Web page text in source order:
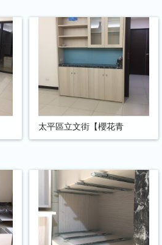
太平區立文街【櫻花青